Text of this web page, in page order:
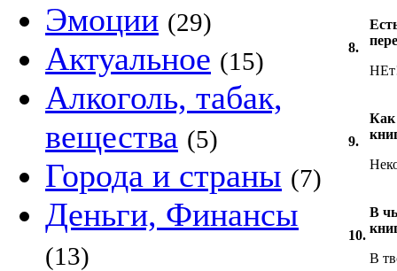
Эмоции (29)
Актуальное (15)
Алкоголь, табак,
вещества (5)
Города и страны (7)
Деньги, Финансы
(13)
8.
9.
Как
10.
В
В